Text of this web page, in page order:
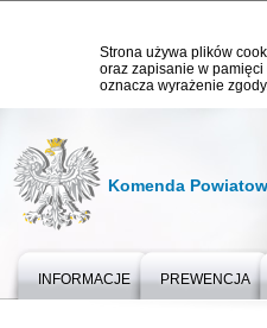
Strona używa plików
oraz zapisanie w
oznacza wyrażenie
Komenda
INFORMACJE PREWENCJA